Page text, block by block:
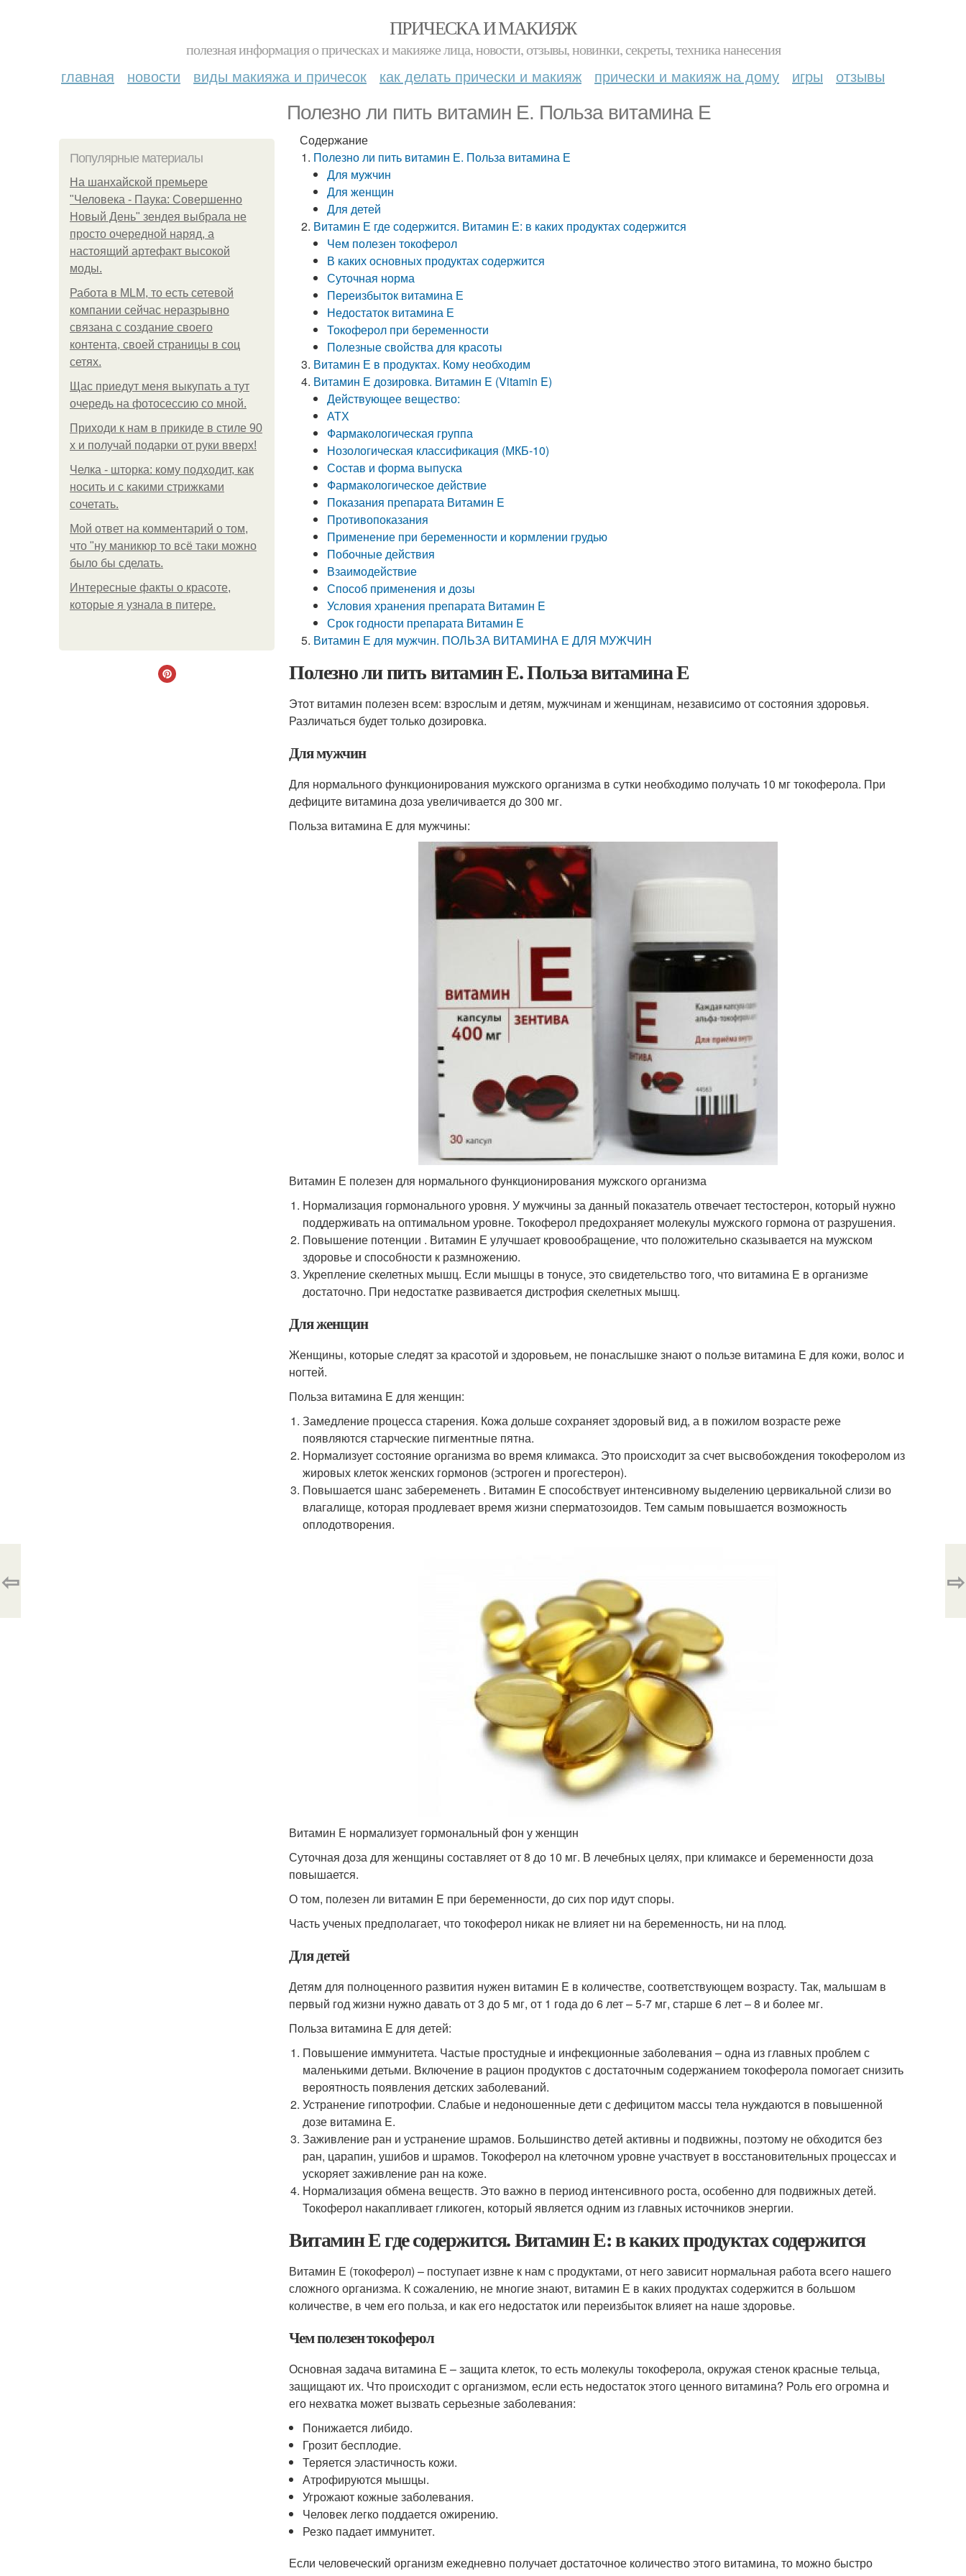
ПРИЧЕСКА И МАКИЯЖ
полезная информация о прическах и макияже лица, новости, отзывы, новинки, секреты, техника нанесения
главная новости виды макияжа и причесок как делать прически и макияж прически и макияж на дому игры отзывы
Полезно ли пить витамин Е. Польза витамина Е
Популярные материалы
На шанхайской премьере
"Человека - Паука: Совершенно
Новый День" зендея выбрала не
просто очередной наряд, а
настоящий артефакт высокой
моды.
Работа в MLM, то есть сетевой
компании сейчас неразрывно
связана с создание своего
контента, своей страницы в соц
сетях.
Щас приедут меня выкупать а тут
очередь на фотосессию со мной.
Приходи к нам в прикиде в стиле 90
х и получай подарки от руки вверх!
Челка - шторка: кому подходит, как
носить и с какими стрижками
сочетать.
Мой ответ на комментарий о том,
что "ну маникюр то всё таки можно
было бы сделать.
Интересные факты о красоте,
которые я узнала в питере.
Содержание
Полезно ли пить витамин Е. Польза витамина Е
Для мужчин
Для женщин
Для детей
Витамин Е где содержится. Витамин Е: в каких продуктах содержится
Чем полезен токоферол
В каких основных продуктах содержится
Суточная норма
Переизбыток витамина Е
Недостаток витамина Е
Токоферол при беременности
Полезные свойства для красоты
Витамин Е в продуктах. Кому необходим
Витамин Е дозировка. Витамин E (Vitamin E)
Действующее вещество:
АТХ
Фармакологическая группа
Нозологическая классификация (МКБ-10)
Состав и форма выпуска
Фармакологическое действие
Показания препарата Витамин E
Противопоказания
Применение при беременности и кормлении грудью
Побочные действия
Взаимодействие
Способ применения и дозы
Условия хранения препарата Витамин E
Срок годности препарата Витамин E
Витамин Е для мужчин. ПОЛЬЗА ВИТАМИНА Е ДЛЯ МУЖЧИН
Полезно ли пить витамин Е. Польза витамина Е
Этот витамин полезен всем: взрослым и детям, мужчинам и женщинам, независимо от состояния здоровья.
Различаться будет только дозировка.
Для мужчин
Для нормального функционирования мужского организма в сутки необходимо получать 10 мг токоферола. При
дефиците витамина доза увеличивается до 300 мг.
Польза витамина Е для мужчины:
Витамин Е полезен для нормального функционирования мужского организма
Нормализация гормонального уровня. У мужчины за данный показатель отвечает тестостерон, который нужно
поддерживать на оптимальном уровне. Токоферол предохраняет молекулы мужского гормона от разрушения.
Повышение потенции . Витамин Е улучшает кровообращение, что положительно сказывается на мужском
здоровье и способности к размножению.
Укрепление скелетных мышц. Если мышцы в тонусе, это свидетельство того, что витамина E в организме
достаточно. При недостатке развивается дистрофия скелетных мышц.
Для женщин
Женщины, которые следят за красотой и здоровьем, не понаслышке знают о пользе витамина E для кожи, волос и
ногтей.
Польза витамина E для женщин:
Замедление процесса старения. Кожа дольше сохраняет здоровый вид, а в пожилом возрасте реже
появляются старческие пигментные пятна.
Нормализует состояние организма во время климакса. Это происходит за счет высвобождения токоферолом из
жировых клеток женских гормонов (эстроген и прогестерон).
Повышается шанс забеременеть . Витамин E способствует интенсивному выделению цервикальной слизи во
влагалище, которая продлевает время жизни сперматозоидов. Тем самым повышается возможность
оплодотворения.
Витамин Е нормализует гормональный фон у женщин
Суточная доза для женщины составляет от 8 до 10 мг. В лечебных целях, при климаксе и беременности доза
повышается.
О том, полезен ли витамин E при беременности, до сих пор идут споры.
Часть ученых предполагает, что токоферол никак не влияет ни на беременность, ни на плод.
Для детей
Детям для полноценного развития нужен витамин E в количестве, соответствующем возрасту. Так, малышам в
первый год жизни нужно давать от 3 до 5 мг, от 1 года до 6 лет – 5-7 мг, старше 6 лет – 8 и более мг.
Польза витамина E для детей:
Повышение иммунитета. Частые простудные и инфекционные заболевания – одна из главных проблем с
маленькими детьми. Включение в рацион продуктов с достаточным содержанием токоферола помогает снизить
вероятность появления детских заболеваний.
Устранение гипотрофии. Слабые и недоношенные дети с дефицитом массы тела нуждаются в повышенной
дозе витамина E.
Заживление ран и устранение шрамов. Большинство детей активны и подвижны, поэтому не обходится без
ран, царапин, ушибов и шрамов. Токоферол на клеточном уровне участвует в восстановительных процессах и
ускоряет заживление ран на коже.
Нормализация обмена веществ. Это важно в период интенсивного роста, особенно для подвижных детей.
Токоферол накапливает гликоген, который является одним из главных источников энергии.
Витамин Е где содержится. Витамин Е: в каких продуктах содержится
Витамин Е (токоферол) – поступает извне к нам с продуктами, от него зависит нормальная работа всего нашего
сложного организма. К сожалению, не многие знают, витамин Е в каких продуктах содержится в большом
количестве, в чем его польза, и как его недостаток или переизбыток влияет на наше здоровье.
Чем полезен токоферол
Основная задача витамина Е – защита клеток, то есть молекулы токоферола, окружая стенок красные тельца,
защищают их. Что происходит с организмом, если есть недостаток этого ценного витамина? Роль его огромна и
его нехватка может вызвать серьезные заболевания:
Понижается либидо.
Грозит бесплодие.
Теряется эластичность кожи.
Атрофируются мышцы.
Угрожают кожные заболевания.
Человек легко поддается ожирению.
Резко падает иммунитет.
Если человеческий организм ежедневно получает достаточное количество этого витамина, то можно быстро
⇦ ⇨